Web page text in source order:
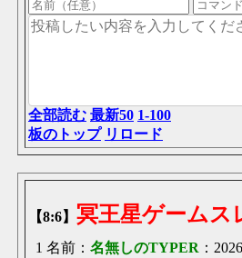
全部読む 最新50 1-100
板のトップ リロード
【8:6】 冥王星ゲームス
1 名前： 名無しのTYPER ：